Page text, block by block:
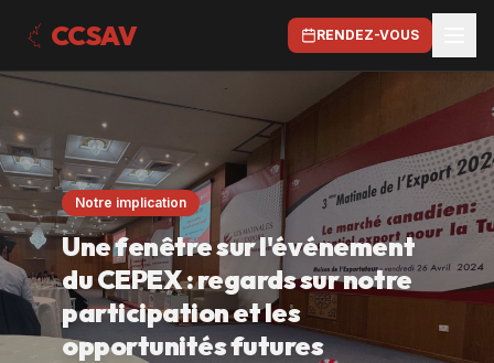
CCSAV RENDEZ-VOUS
Notre implication
Une fenêtre sur l'événement
du CEPEX : regards sur notre
participation et les
opportunités futures